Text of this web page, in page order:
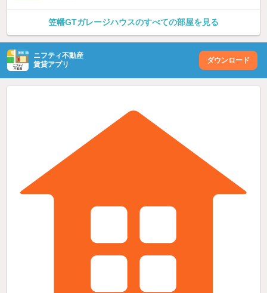
笠幡GTガレージハウスのすべての部屋を見る
ニフティ不動産
賃貸アプリ
ダウンロード